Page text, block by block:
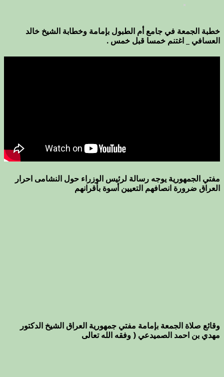
خطبة الجمعة في جامع أم الطبول بإمامة وخطابة الشيخ خالد
العسافي _ اغتنم خمسا قبل خمس .
مفتي الجمهورية يوجه رسالة لرئيس الوزراء حول النشامى احرار
العراق ضرورة انصافهم التعيين أسوة بأقرانهم
وقائع صلاة الجمعة بإمامة مفتي جمهورية العراق الشيخ الدكتور
مهدي بن احمد الصميدعي ( وفقه الله تعالى